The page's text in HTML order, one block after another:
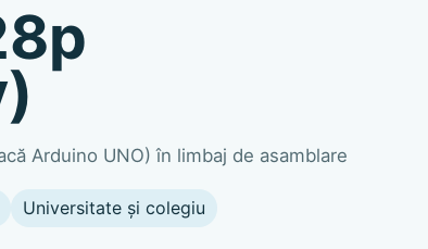
Arduino UNO) în limbaj de asamblare
Universitate și colegiu